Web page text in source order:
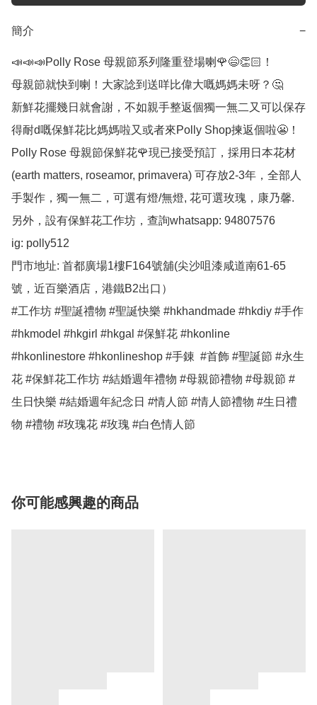
簡介 −
📣📣📣Polly Rose 母親節系列隆重登場喇🌹😄👏🏻！
母親節就快到喇！大家諗到送咩比偉大嘅媽媽未呀？🤔
新鮮花擺幾日就會謝，不如親手整返個獨一無二又可以保存
得耐d嘅保鮮花比媽媽啦又或者來Polly Shop揀返個啦😬！
Polly Rose 母親節保鮮花🌹現已接受預訂，採用日本花材
(earth matters, roseamor, primavera) 可存放2-3年，全部人
手製作，獨一無二，可選有燈/無燈, 花可選玫瑰，康乃馨.
另外，設有保鮮花工作坊，查詢whatsapp: 94807576
ig: polly512
門市地址: 首都廣場1樓F164號舖(尖沙咀漆咸道南61-65
號，近百樂酒店，港鐵B2出口）
#工作坊 #聖誕禮物 #聖誕快樂 #hkhandmade #hkdiy #手作
#hkmodel #hkgirl #hkgal #保鮮花 #hkonline
#hkonlinestore #hkonlineshop #手錬  #首飾 #聖誕節 #永生
花 #保鮮花工作坊 #結婚週年禮物 #母親節禮物 #母親節 #
生日快樂 #結婚週年紀念日 #情人節 #情人節禮物 #生日禮
物 #禮物 #玫瑰花 #玫瑰 #白色情人節
你可能感興趣的商品